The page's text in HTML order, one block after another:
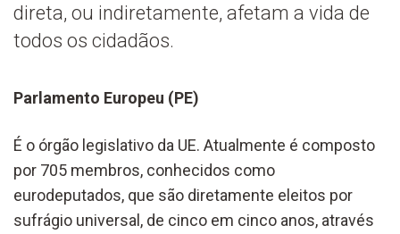
direta, ou indiretamente, afetam a vida de
todos os cidadãos.
Parlamento Europeu (PE)
É o órgão legislativo da UE. Atualmente é composto
por 705 membros, conhecidos como
eurodeputados, que são diretamente eleitos por
sufrágio universal, de cinco em cinco anos, através